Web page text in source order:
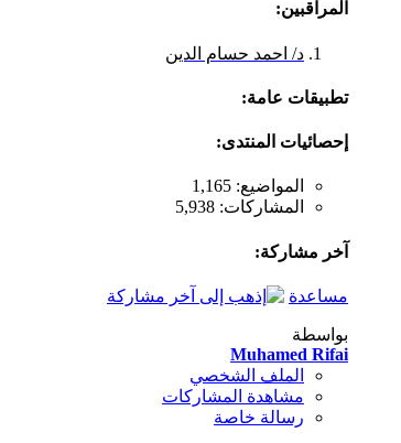
المراقبين:
د/ احمد حسام الدين
تطبيقات عامة:
إحصائيات المنتدى:
المواضيع: 1,165
المشاركات: 5,938
آخر مشاركة:
مساعدة
بواسطة
Muhamed Rifai
الملف الشخصي
مشاهدة المشاركات
رسالة خاصة